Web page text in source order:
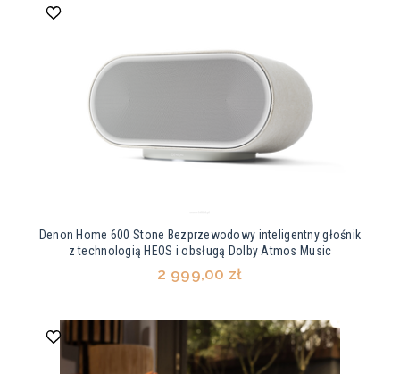
Denon Home 600 Stone Bezprzewodowy inteligentny głośnik
z technologią HEOS i obsługą Dolby Atmos Music
2 999,00 zł